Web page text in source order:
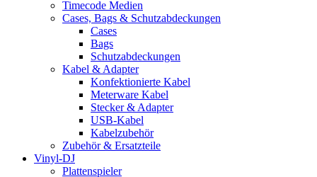
Timecode Medien
Cases, Bags & Schutzabdeckungen
Cases
Bags
Schutzabdeckungen
Kabel & Adapter
Konfektionierte Kabel
Meterware Kabel
Stecker & Adapter
USB-Kabel
Kabelzubehör
Zubehör & Ersatzteile
Vinyl-DJ
Plattenspieler